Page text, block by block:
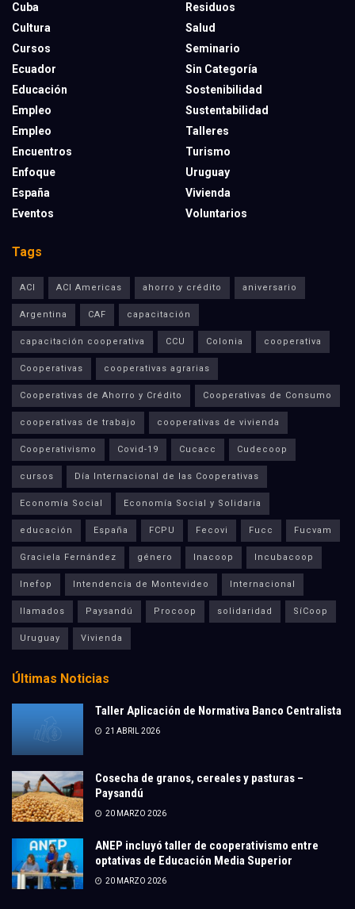
Cuba
Cultura
Cursos
Ecuador
Educación
Empleo
Empleo
Encuentros
Enfoque
España
Eventos
Residuos
Salud
Seminario
Sin Categoría
Sostenibilidad
Sustentabilidad
Talleres
Turismo
Uruguay
Vivienda
Voluntarios
Tags
ACI ACI Americas ahorro y crédito aniversario
Argentina CAF capacitación
capacitación cooperativa CCU Colonia cooperativa
Cooperativas cooperativas agrarias
Cooperativas de Ahorro y Crédito Cooperativas de Consumo
cooperativas de trabajo cooperativas de vivienda
Cooperativismo Covid-19 Cucacc Cudecoop
cursos Día Internacional de las Cooperativas
Economía Social Economía Social y Solidaria
educación España FCPU Fecovi Fucc Fucvam
Graciela Fernández género Inacoop Incubacoop
Inefop Intendencia de Montevideo Internacional
llamados Paysandú Procoop solidaridad SíCoop
Uruguay Vivienda
Últimas Noticias
Taller Aplicación de Normativa Banco Centralista
21 ABRIL 2026
Cosecha de granos, cereales y pasturas –
Paysandú
20 MARZO 2026
ANEP incluyó taller de cooperativismo entre
optativas de Educación Media Superior
20 MARZO 2026